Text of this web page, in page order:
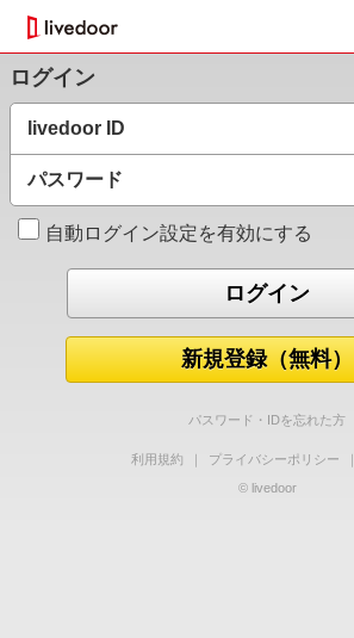
ログイン
livedoor ID
パスワード
自動ログイン設定を有効にする
新規登録（無料）
パスワード・IDを忘れた方
利用規約 ｜ プライバシーポリシー ｜
© livedoor